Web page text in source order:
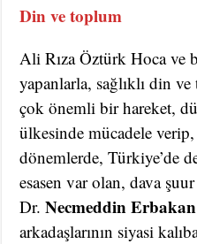
Din ve toplum
Ali Rıza Öztürk Hoca ve
yapanlarla, sağlıklı din
çok önemli bir hareket,
ülkesinde mücadele verip,
dönemlerde, Türkiye’de
esasen var olan, dava
Dr.Necmeddin Erbakan
arkadaşlarının siyasi